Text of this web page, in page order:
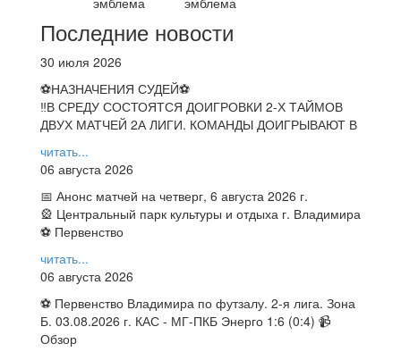
Последние новости
30 июля 2026
⚽НАЗНАЧЕНИЯ СУДЕЙ⚽
‼В СРЕДУ СОСТОЯТСЯ ДОИГРОВКИ 2-Х ТАЙМОВ
ДВУХ МАТЧЕЙ 2А ЛИГИ. КОМАНДЫ ДОИГРЫВАЮТ В
читать...
06 августа 2026
📅 Анонс матчей на четверг, 6 августа 2026 г.
🎡 Центральный парк культуры и отдыха г. Владимира
⚽ Первенство
читать...
06 августа 2026
⚽ Первенство Владимира по футзалу. 2-я лига. Зона
Б. 03.08.2026 г. КАС - МГ-ПКБ Энерго 1:6 (0:4) 📹
Обзор